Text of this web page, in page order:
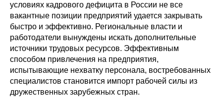
условиях кадрового дефицита в России не все
вакантные позиции предприятий удается закрывать
быстро и эффективно. Региональные власти и
работодатели вынуждены искать дополнительные
источники трудовых ресурсов. Эффективным
способом привлечения на предприятия,
испытывающие нехватку персонала, востребованных
специалистов становится импорт рабочей силы из
дружественных зарубежных стран.